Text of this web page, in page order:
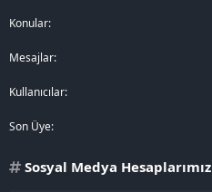
Konular
Mesajlar
Kullanıcılar
Son Üye
Sosyal Medya Hesaplarımız